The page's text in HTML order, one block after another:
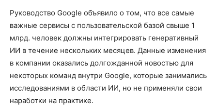
Руководство Google объявило о том, что все самые
важные сервисы с пользовательской базой свыше 1
млрд. человек должны интегрировать генеративный
ИИ в течение нескольких месяцев. Данные изменения
в компании оказались долгожданной новостью для
некоторых команд внутри Google, которые занимались
исследованиями в области ИИ, но не применяли свои
наработки на практике.